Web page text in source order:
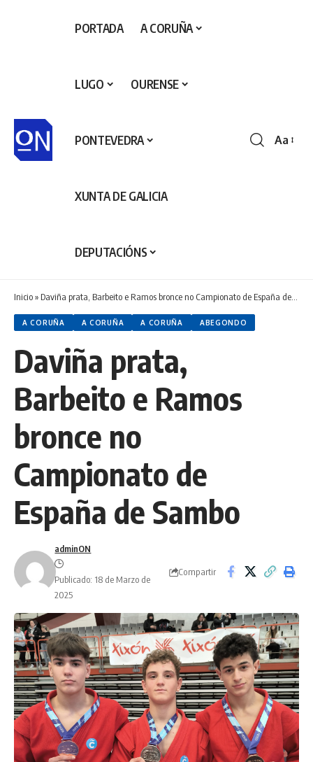
PORTADA A CORUÑA
LUGO OURENSE
PONTEVEDRA
XUNTA DE GALICIA
DEPUTACIÓNS
Aa
Inicio» Daviña prata, Barbeito e Ramos bronce no Campionato de España de Sambo
A CORUÑA A CORUÑA A CORUÑA ABEGONDO
Daviña prata,
Barbeito e Ramos
bronce no
Campionato de
España de Sambo
adminON
Publicado: 18 de Marzo de
2025
Compartir